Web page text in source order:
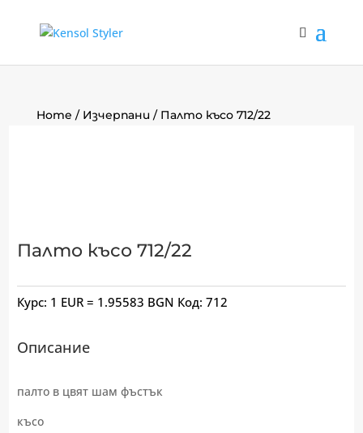
Home / Изчерпани / Палто късо 712/22
Палто късо 712/22
Курс: 1 EUR = 1.95583 BGN Код:712
Описание
палто в цвят шам фъстък
късо